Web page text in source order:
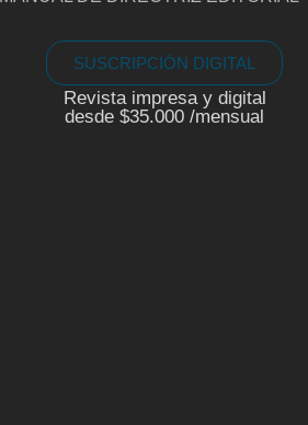
SUSCRIPCIÓN DIGITAL
Revista impresa y digital
desde $35.000 /mensual